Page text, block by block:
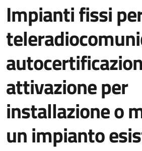
Impianti fissi
attivazione per
installazione o
un impianto